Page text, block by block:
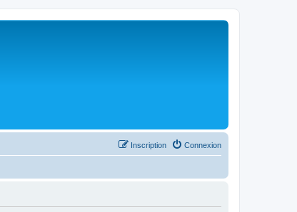
Connexion
Inscription